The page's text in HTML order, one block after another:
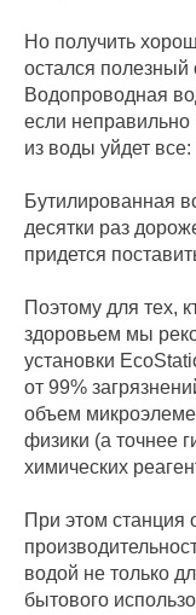
Но получить
остался
Водопроводная
если неправильно
из воды уйдет
Бутилированная
десятки раз
придется
Поэтому для тех,
здоровьем мы
установки
от 99%
объем
физики (а точнее
химических
При этом станция
водой не только
бытового